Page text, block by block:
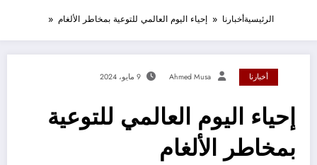
الرئيسيةأخبارنا إحياء اليوم العالمي للتوعية بمخاطر الألغام
أخبارنا Ahmed Musa 9 مايو، 2024
إحياء اليوم العالمي للتوعية
بمخاطر الألغام